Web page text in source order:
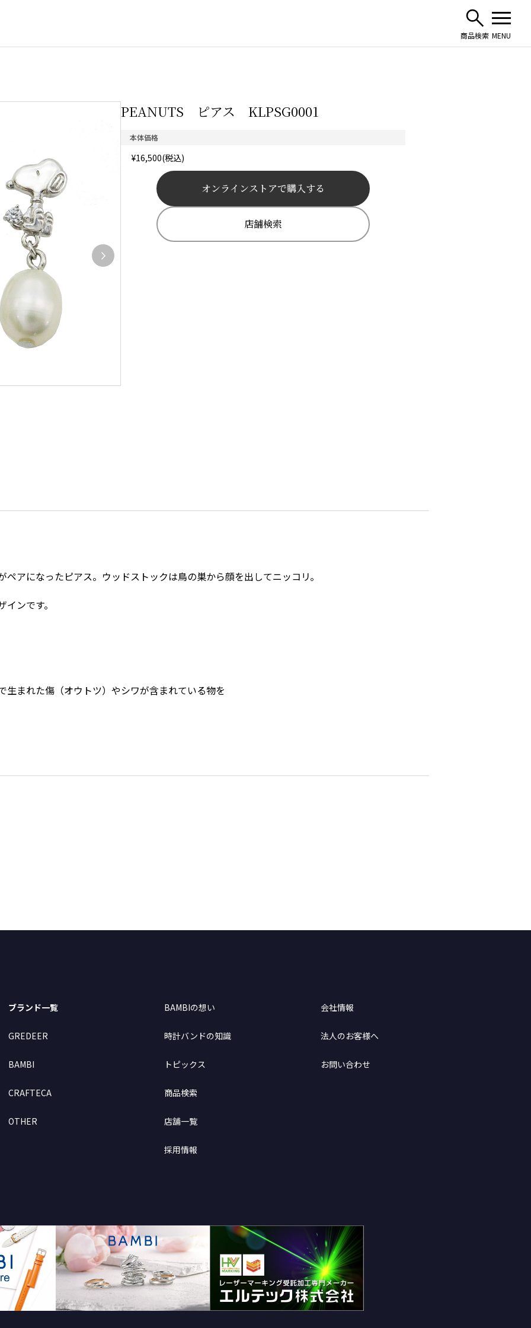
PEANUTS ピアス KLPSG0001
本体価格
¥16,500(税込)
オンラインストアで購入する
店舗検索
アになったピアス。ウッドストックは鳥の巣から顔を出してニッコリ。
ンです。
生まれた傷（オウトツ）やシワが含まれている物を
ブランド一覧
GREDEER
BAMBI
CRAFTECA
OTHER
BAMBIの想い
時計バンドの知識
トピックス
商品検索
店舗一覧
採用情報
会社情報
法人のお客様へ
お問い合わせ